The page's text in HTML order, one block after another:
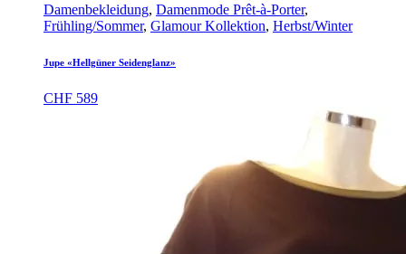
Damenbekleidung, Damenmode Prêt-à-Porter,
Frühling/Sommer, Glamour Kollektion, Herbst/Winter
Jupe «Hellgüner Seidenglanz»
CHF 589